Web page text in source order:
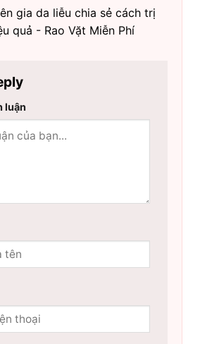
gia da liễu chia sẻ cách trị
quả - Rao Vặt Miễn Phí
luận